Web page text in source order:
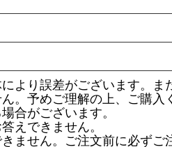
より誤差がございます。ま
。予めご理解の上、ご購入
合がございます。
えできません。
ません。ご注文前に必ずご